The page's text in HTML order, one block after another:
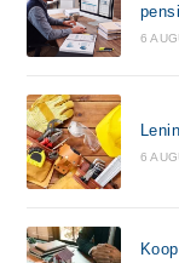
6
6